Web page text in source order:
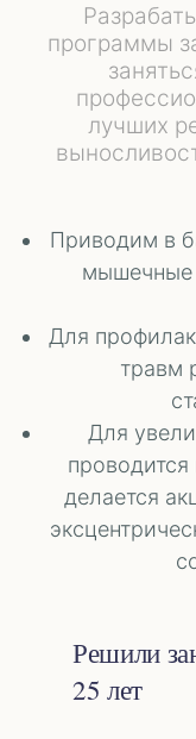
программы
лучших
Приводим в
мышечные
Для
травм
Для
делается
Решили
25 лет